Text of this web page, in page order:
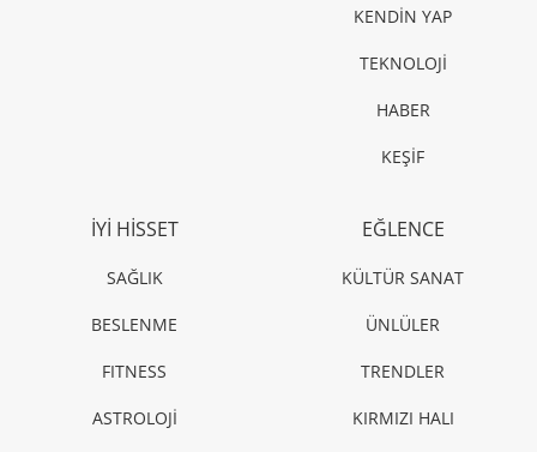
KENDİN YAP
TEKNOLOJİ
HABER
KEŞİF
İYİ HİSSET
SAĞLIK
BESLENME
FITNESS
ASTROLOJİ
EĞLENCE
KÜLTÜR SANAT
ÜNLÜLER
TRENDLER
KIRMIZI HALI